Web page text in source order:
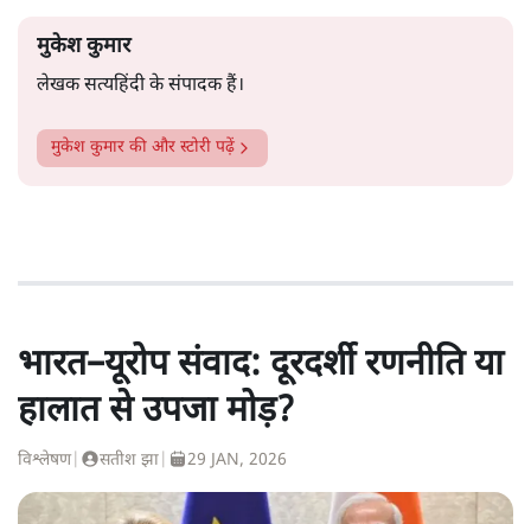
मुकेश कुमार
लेखक सत्यहिंदी के संपादक हैं।
मुकेश कुमार की और स्टोरी पढ़ें
भारत–यूरोप संवाद: दूरदर्शी रणनीति या
हालात से उपजा मोड़?
विश्लेषण| सतीश झा 29 JAN, 2026